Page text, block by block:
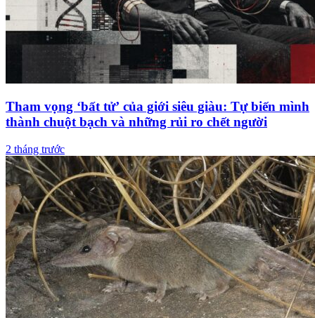
Tham vọng ‘bất tử’ của giới siêu giàu: Tự biến mình
thành chuột bạch và những rủi ro chết người
2 tháng trước